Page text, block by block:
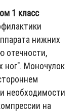
1 класс
нижних
отечности,
ног". Моночулок
необходимости
на